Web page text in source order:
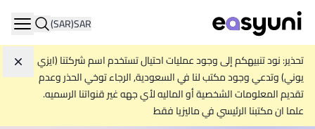
SAR
(SAR)
تحذير: نود تنبيهكم إلى وجود عمليات احتيال تستخدم اسم شركتنا (ايزي
يوني) وتدعي وجود مكتب لنا في السعودية, الرجاء توخي الحذر وعدم
تقديم المعلومات الشخصية أو الماليه لأي جهه غير قنواتنا الرسميه.
علما ان مكتبنا الرئيسي في ماليزيا فقط